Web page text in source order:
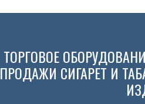
ТОРГОВОЕ
ПРОДАЖИ СИГАРЕТ И